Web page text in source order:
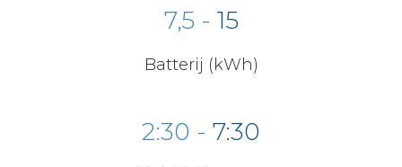
2:30 - 7:30
7,5 - 15
Batterij (kWh)